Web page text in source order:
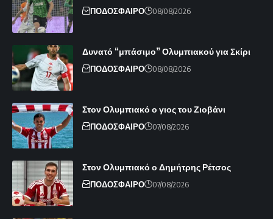
ΠΟΔΟΣΦΑΙΡΟ 08/08/2026
Δυνατό “μπάσιμο” Ολυμπιακού για Σκίρι
ΠΟΔΟΣΦΑΙΡΟ 08/08/2026
Στον Ολυμπιακό ο γιος του Ζιοβάνι
ΠΟΔΟΣΦΑΙΡΟ 07/08/2026
Στον Ολυμπιακό ο Δημήτρης Ρέτσος
ΠΟΔΟΣΦΑΙΡΟ 07/08/2026